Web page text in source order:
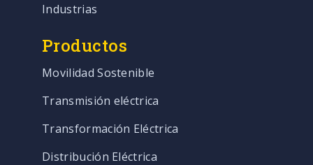
Industrias
Productos
Movilidad Sostenible
Transmisión eléctrica
Transformación Eléctrica
Distribución Eléctrica